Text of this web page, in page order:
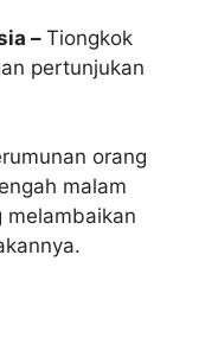
– Tiongkok
pertunjukan
orang
malam
melambaikan